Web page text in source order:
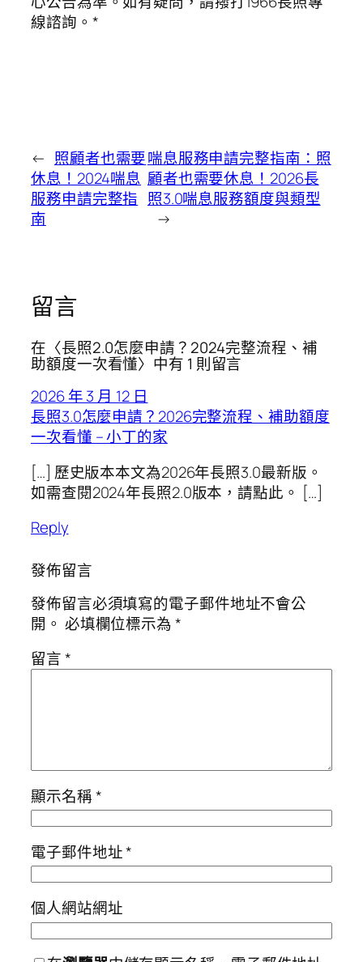
線諮詢。*
← 照顧者也需要
休息！2024喘息
服務申請完整指
南
喘息服務申請完整指南：照
顧者也需要休息！2026長
照3.0喘息服務額度與類型
→
留言
在〈長照2.0怎麼申請？2024完整流程、補
助額度一次看懂〉中有 1 則留言
2026 年 3 月 12 日
長照3.0怎麼申請？2026完整流程、補助額度
一次看懂 – 小丁的家
[…] 歷史版本本文為2026年長照3.0最新版。
如需查閱2024年長照2.0版本，請點此。 […]
Reply
發佈留言
發佈留言必須填寫的電子郵件地址不會公
開。 必填欄位標示為*
留言*
顯示名稱*
電子郵件地址*
個人網站網址